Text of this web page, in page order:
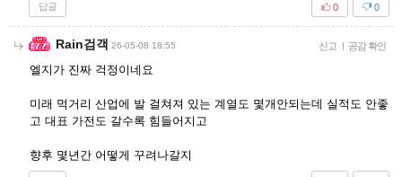
답글 0
0
Rain검객 26-05-08 18:55 신고 공감 확인
엘지가 진짜 걱정이네요
미래 먹거리 산업에 발 걸쳐져 있는 계열도 몇개안되는데 실적도 안좋
고 대표 가전도 갈수록 힘들어지고
향후 몇년간 어떻게 꾸려나갈지